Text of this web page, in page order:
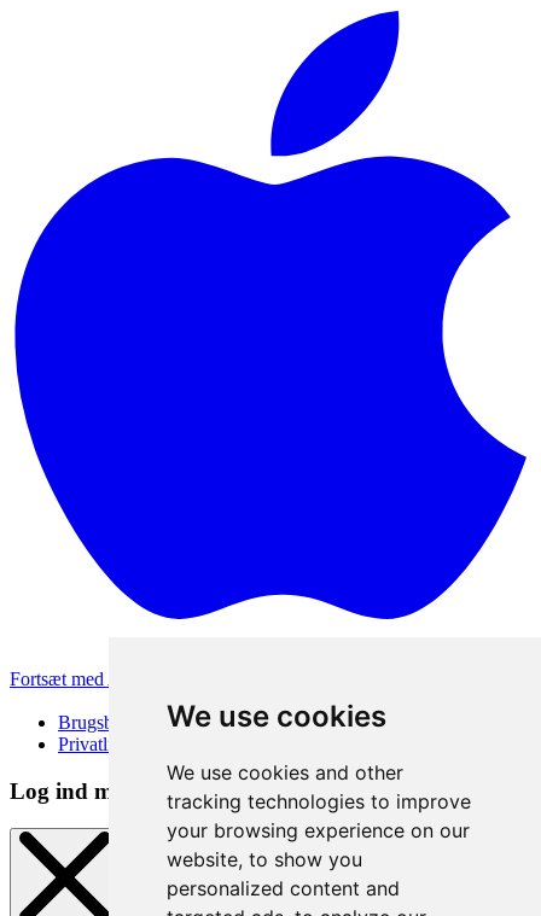
We use cookies
We use cookies and other
tracking technologies to improve
your browsing experience on our
website, to show you
personalized content and
Fortsæt med Apple
Brugsbetingelser
Privatlivspolitik
Log ind metode